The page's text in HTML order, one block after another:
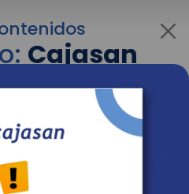
Cajasan
de tu interés más
el menú